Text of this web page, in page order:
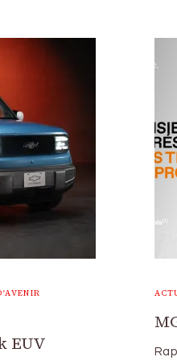
EUV